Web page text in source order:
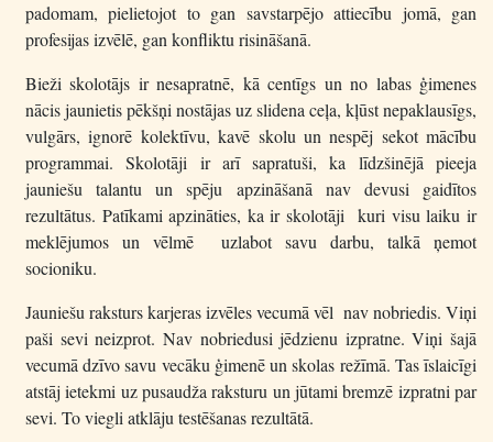
padomam, pielietojot to gan savstarpējo attiecību jomā, gan
profesijas izvēlē, gan konfliktu risināšanā.
Bieži skolotājs ir nesapratnē, kā centīgs un no labas ģimenes
nācis jaunietis pēkšņi nostājas uz slidena ceļa, kļūst nepaklausīgs,
vulgārs, ignorē kolektīvu, kavē skolu un nespēj sekot mācību
programmai. Skolotāji ir arī sapratuši, ka līdzšinējā pieeja
jauniešu talantu un spēju apzināšanā nav devusi gaidītos
rezultātus. Patīkami apzināties, ka ir skolotāji kuri visu laiku ir
meklējumos un vēlmē uzlabot savu darbu, talkā ņemot
socioniku.
Jauniešu raksturs karjeras izvēles vecumā vēl nav nobriedis. Viņi
paši sevi neizprot. Nav nobriedusi jēdzienu izpratne. Viņi šajā
vecumā dzīvo savu vecāku ģimenē un skolas režīmā. Tas īslaicīgi
atstāj ietekmi uz pusaudža raksturu un jūtami bremzē izpratni par
sevi. To viegli atklāju testēšanas rezultātā.